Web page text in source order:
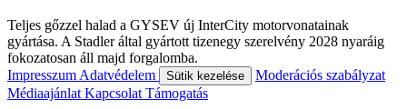
Teljes gőzzel halad a GYSEV új InterCity motorvonatainak
gyártása. A Stadler által gyártott tizenegy szerelvény 2028 nyaráig
fokozatosan áll majd forgalomba.
Impresszum Adatvédelem Sütik kezelése
Moderációs szabályzat
Médiaajánlat Kapcsolat Támogatás